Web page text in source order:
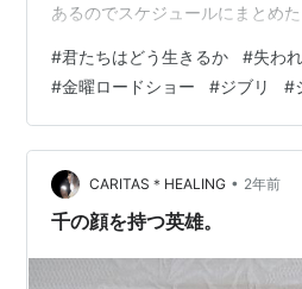
あるのでスケジュールにまとめ
pic.twitter.com/CgN68eqqcN —
ョー公式 (@kinro_ntv) 2025年4
ず、 原作というか元ネタといわ
の本」の感想でも書いとくかな
ったらしいが、 …
#君たちはどう生きるか #失わ
#金曜ロードショー #ジブリ #
CARITAS＊HEALING • 2年前
千の顔を持つ英雄。